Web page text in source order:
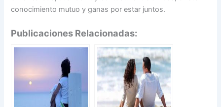
conocimiento mutuo y ganas por estar juntos.
Publicaciones Relacionadas: